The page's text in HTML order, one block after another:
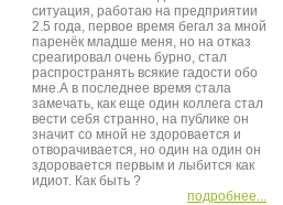
ситуация, работаю на предприятии
2.5 года, первое время бегал за мной
паренёк младше меня, но на отказ
среагировал очень бурно, стал
распространять всякие гадости обо
мне.А в последнее время стала
замечать, как еще один коллега стал
вести себя странно, на публике он
значит со мной не здоровается и
отворачивается, но один на один он
здоровается первым и лыбится как
идиот. Как быть ?
подробнее...